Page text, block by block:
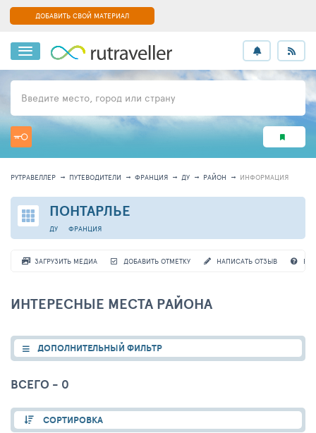
ДОБАВИТЬ СВОЙ МАТЕРИАЛ
Введите место, город или страну
РУТРАВЕЛЛЕР ПУТЕВОДИТЕЛИ ФРАНЦИЯ ДУ РАЙОН ИНФОРМАЦИЯ
ПОНТАРЛЬЕ
ФРАНЦИЯ
ДУ
ЗАГРУЗИТЬ МЕДИА ДОБАВИТЬ ОТМЕТКУ НАПИСАТЬ ОТЗЫВ
ИНТЕРЕСНЫЕ МЕСТА РАЙОНА
ДОПОЛНИТЕЛЬНЫЙ ФИЛЬТР
ВСЕГО - 0
СОРТИРОВКА